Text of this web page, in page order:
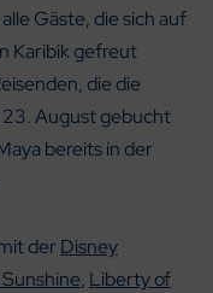
Gäste, die sich auf
Karibik gefreut
die die
August gebucht
bereits in der
der Disney
, Liberty of